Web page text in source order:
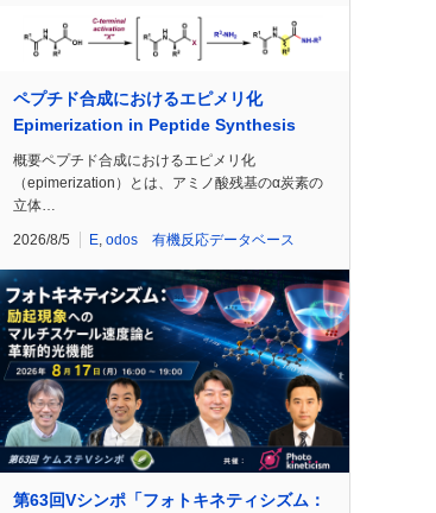
ペプチド合成におけるエピメリ化
Epimerization in Peptide Synthesis
概要ペプチド合成におけるエピメリ化
（epimerization）とは、アミノ酸残基のα炭素の
立体…
2026/8/5 E odos 有機反応データベース
第63回Vシンポ「フォトキネティシズム：